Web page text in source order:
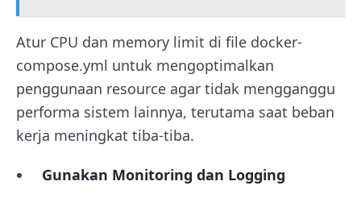
Atur CPU dan memory limit di file docker-
compose.yml untuk mengoptimalkan
penggunaan resource agar tidak mengganggu
performa sistem lainnya, terutama saat beban
kerja meningkat tiba-tiba.
Gunakan Monitoring dan Logging